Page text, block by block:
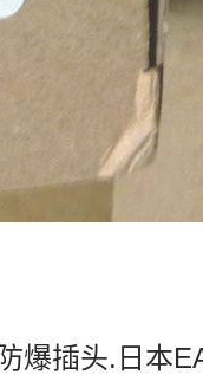
爆插头.日本